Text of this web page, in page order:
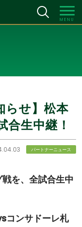
MENU
らせ】松本
合生中継！
パートナーニュース
戦を、全試合生中
コンサドーレ札